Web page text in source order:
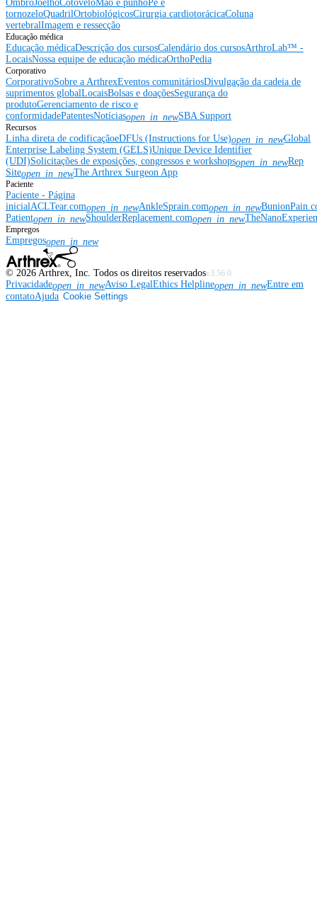
OmbroJoelhoCotoveloMão e punhoPé e
tornozeloQuadrilOrtobiológicosCirurgia cardiotorácicaColuna
vertebralImagem e ressecção
Educação médica
Educação médicaDescrição dos cursosCalendário dos cursosArthroLab™ -
LocaisNossa equipe de educação médicaOrthoPedia
Corporativo
CorporativoSobre a ArthrexEventos comunitáriosDivulgação da cadeia de
suprimentos globalLocaisBolsas e doaçõesSegurança do
produtoGerenciamento de risco e
conformidadePatentesNotíciasopen_in_newSBA Support
Recursos
Linha direta de codificaçãoeDFUs (Instructions for Use)open_in_newGlobal
Enterprise Labeling System (GELS)Unique Device Identifier
(UDI)Solicitações de exposições, congressos e workshopsopen_in_newRep
Siteopen_in_newThe Arthrex Surgeon App
Paciente
Paciente - Página
inicialACLTear.comopen_in_newAnkleSprain.comopen_in_new
Patientopen_in_newShoulderReplacement.comopen_in_new
Empregos
Empregosopen_in_new
© 2026 Arthrex, Inc. Todos os direitos reservadosv3.56.0
Privacidadeopen_in_newAviso LegalEthics Helplineopen_in_newEntre em
contatoAjuda Cookie Settings